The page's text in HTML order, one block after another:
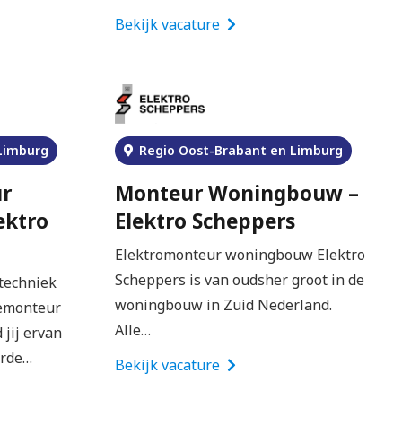
Bekijk vacature
jij ervan
Regio Oost-Brabant en Limburg
Monteur Woningbouw –
Elektro Scheppers
Elektromonteur woningbouw Elektro
Scheppers is van oudsher groot in de
woningbouw in Zuid Nederland.
Alle…
Bekijk vacature